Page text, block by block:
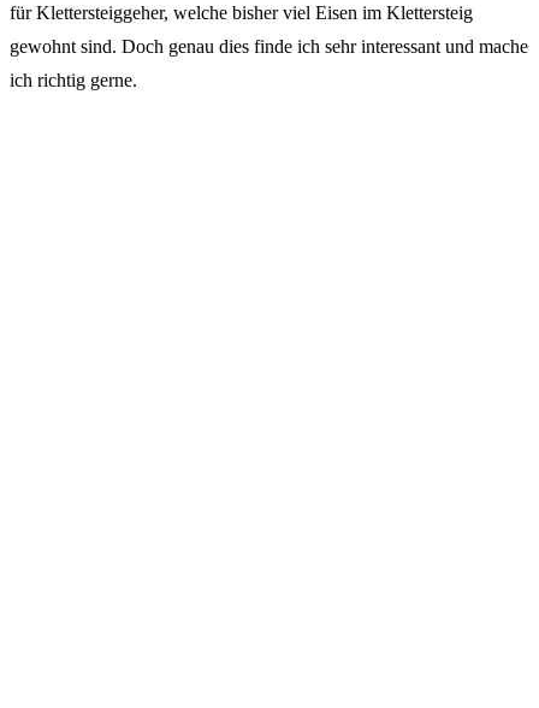
für Klettersteiggeher, welche bisher viel Eisen im Klettersteig
gewohnt sind. Doch genau dies finde ich sehr interessant und mache
ich richtig gerne.